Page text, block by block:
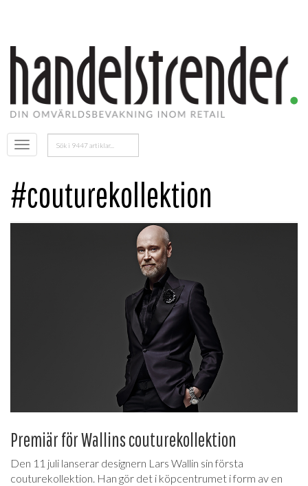
Öppna
menyn
Sök
efter:
#couturekollektion
Premiär för Wallins couturekollektion
Den 11 juli lanserar designern Lars Wallin sin första
couturekollektion. Han gör det i köpcentrumet i form av en